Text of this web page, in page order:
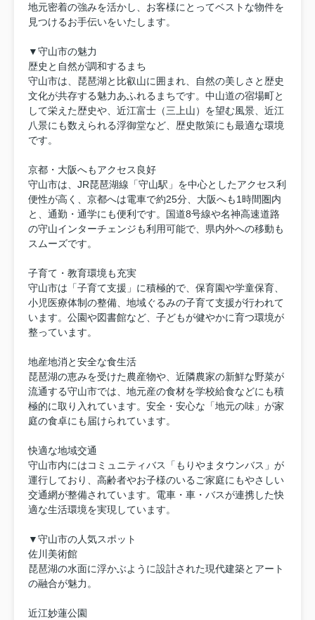
地元密着の強みを活かし、お客様にとってベストな物件を
見つけるお手伝いをいたします。
▼守山市の魅力
歴史と自然が調和するまち
守山市は、琵琶湖と比叡山に囲まれ、自然の美しさと歴史
文化が共存する魅力あふれるまちです。中山道の宿場町と
して栄えた歴史や、近江富士（三上山）を望む風景、近江
八景にも数えられる浮御堂など、歴史散策にも最適な環境
です。
京都・大阪へもアクセス良好
守山市は、JR琵琶湖線「守山駅」を中心としたアクセス利
便性が高く、京都へは電車で約25分、大阪へも1時間圏内
と、通勤・通学にも便利です。国道8号線や名神高速道路
の守山インターチェンジも利用可能で、県内外への移動も
スムーズです。
子育て・教育環境も充実
守山市は「子育て支援」に積極的で、保育園や学童保育、
小児医療体制の整備、地域ぐるみの子育て支援が行われて
います。公園や図書館など、子どもが健やかに育つ環境が
整っています。
地産地消と安全な食生活
琵琶湖の恵みを受けた農産物や、近隣農家の新鮮な野菜が
流通する守山市では、地元産の食材を学校給食などにも積
極的に取り入れています。安全・安心な「地元の味」が家
庭の食卓にも届けられています。
快適な地域交通
守山市内にはコミュニティバス「もりやまタウンバス」が
運行しており、高齢者やお子様のいるご家庭にもやさしい
交通網が整備されています。電車・車・バスが連携した快
適な生活環境を実現しています。
▼守山市の人気スポット
佐川美術館
琵琶湖の水面に浮かぶように設計された現代建築とアート
の融合が魅力。
近江妙蓮公園